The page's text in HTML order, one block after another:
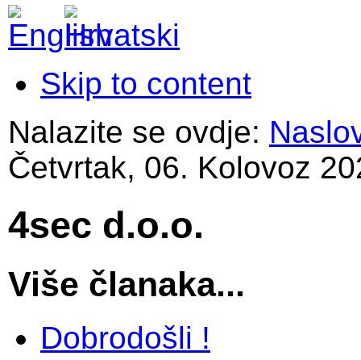
Skip to content
Nalazite se ovdje:
Četvrtak, 06. Kolovoz
4sec d.o.o.
Više članaka...
Dobrodošli !